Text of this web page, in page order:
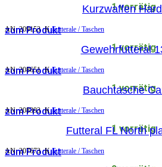
1 vorrätig
Kurzwaffen
zum Produkt
AN:209153 K Futterale / Taschen
1 vorrätig
Gewehrfutteral
zum Produkt
AN:208651 K Futterale / Taschen
1 vorrätig
Bauchtasche
zum Produkt
AN:208393 K Futterale / Taschen
1 vorrätig
Futteral FL North
zum Produkt
AN:207673 K Futterale / Taschen